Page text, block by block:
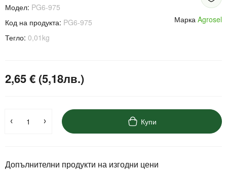
Модел: PG6-975
Код на продукта: PG6-975
Тегло: 0,01kg
Марка Agrosel
2,65 € (5,18лв.)
Купи
Допълнителни продукти на изгодни цени